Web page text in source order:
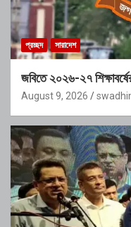
প্রচ্ছদ সারাদেশ
জবিতে ২০২৬-২৭
August 9, 2026